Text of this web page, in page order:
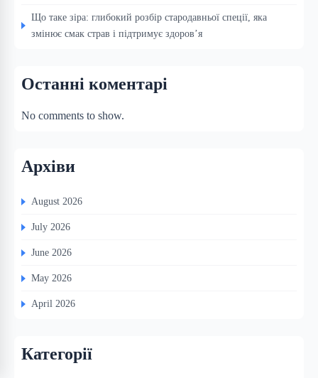
Що таке зіра: глибокий розбір стародавньої спеції, яка
змінює смак страв і підтримує здоров’я
Останні коментарі
No comments to show.
Архіви
August 2026
July 2026
June 2026
May 2026
April 2026
Категорії